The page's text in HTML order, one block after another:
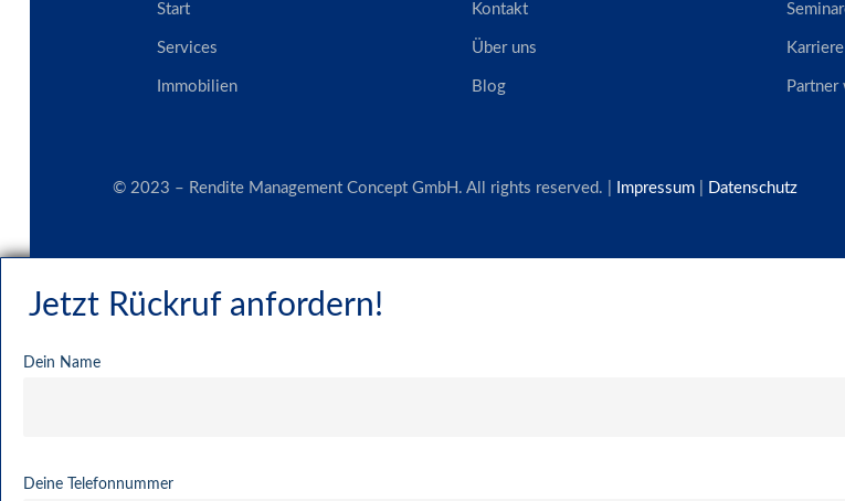
Start
Services
Immobilien
Kontakt
Über uns
Blog
Karriere
Partner
© 2023 – Rendite Management Concept GmbH. All rights reserved. | Impressum Datenschutz
Jetzt Rückruf anfordern!
Dein Name
Deine Telefonnummer